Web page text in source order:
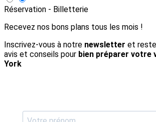
Réservation - Billetterie
Recevez nos bons plans tous les mois !
Inscrivez-vous à notre newsletter et
avis et conseils pour bien préparer votre
York